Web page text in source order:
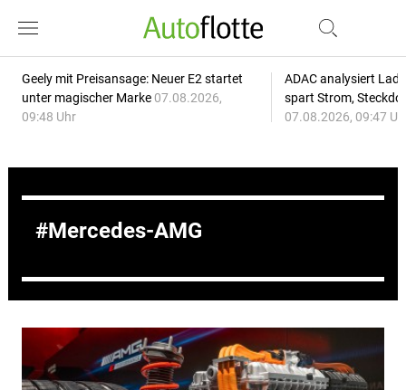
Geely mit Preisansage: Neuer E2 startet
unter magischer Marke 07.08.2026,
09:48 Uhr
ADAC analysiert
spart Strom,
07.08.2026, 09:47
Mercedes-AMG